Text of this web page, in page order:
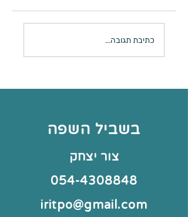
מה עושים בחופש?
כתיבת תגובה...
בשביל השפה
צור יצחק
054-4308848
iritpo@gmail.com